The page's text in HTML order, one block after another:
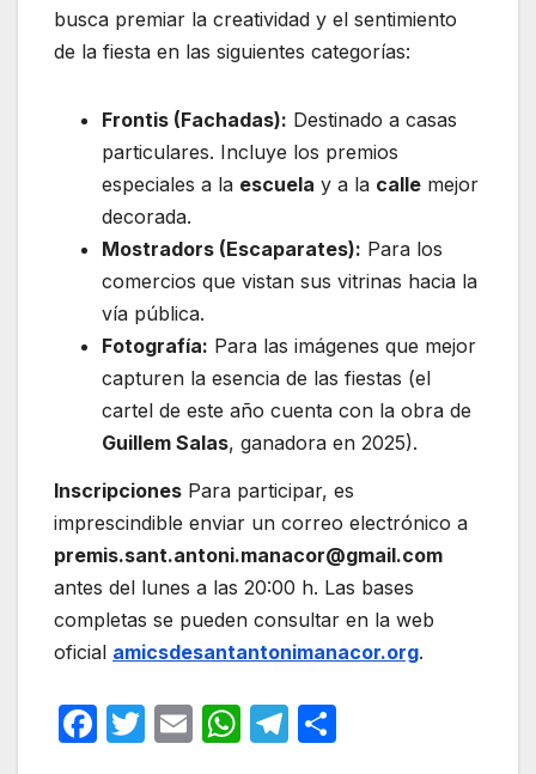
busca premiar la creatividad y el sentimiento
de la fiesta en las siguientes categorías:
Frontis (Fachadas): Destinado a casas
particulares. Incluye los premios
especiales a la escuela y a la calle mejor
decorada.
Mostradors (Escaparates): Para los
comercios que vistan sus vitrinas hacia la
vía pública.
Fotografía: Para las imágenes que mejor
capturen la esencia de las fiestas (el
cartel de este año cuenta con la obra de
Guillem Salas, ganadora en 2025).
Inscripciones Para participar, es
imprescindible enviar un correo electrónico a
premis.sant.antoni.manacor@gmail.com
antes del lunes a las 20:00 h. Las bases
completas se pueden consultar en la web
oficial amicsdesantantonimanacor.org.
F
T
E
W T